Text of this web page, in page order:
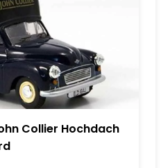
Collier Hochdach